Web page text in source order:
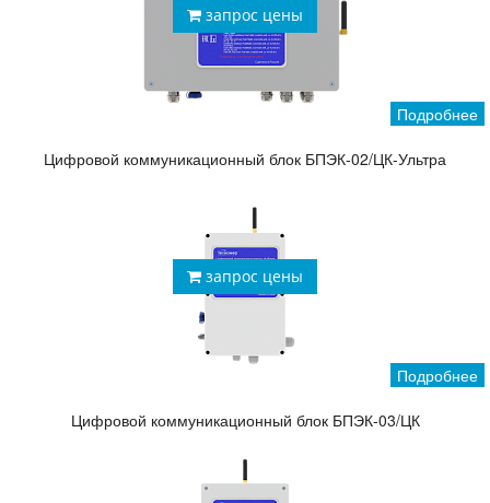
запрос цены
Подробнее
Цифровой коммуникационный блок БПЭК-02/ЦК-Ультра
запрос цены
Подробнее
Цифровой коммуникационный блок БПЭК-03/ЦК